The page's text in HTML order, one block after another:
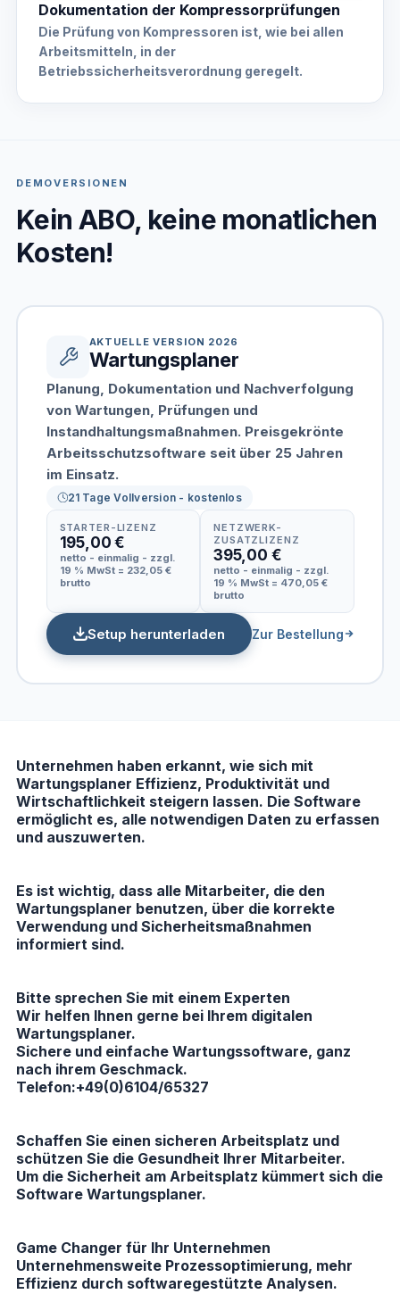
Dokumentation der Kompressorprüfungen
Die Prüfung von Kompressoren ist, wie bei allen
Arbeitsmitteln, in der
Betriebssicherheitsverordnung geregelt.
DEMOVERSIONEN
Kein ABO, keine monatlichen
Kosten!
AKTUELLE VERSION 2026
Wartungsplaner
Planung, Dokumentation und Nachverfolgung
von Wartungen, Prüfungen und
Instandhaltungsmaßnahmen. Preisgekrönte
Arbeitsschutzsoftware seit über 25 Jahren
im Einsatz.
21 Tage Vollversion - kostenlos
STARTER-LIZENZ
195,00 €
netto - einmalig - zzgl.
19 % MwSt = 232,05 €
brutto
NETZWERK-
ZUSATZLIZENZ
395,00 €
netto - einmalig - zzgl.
19 % MwSt = 470,05 €
brutto
Setup herunterladen Zur Bestellung
Unternehmen haben erkannt, wie sich mit
Wartungsplaner Effizienz, Produktivität und
Wirtschaftlichkeit steigern lassen. Die Software
ermöglicht es, alle notwendigen Daten zu erfassen
und auszuwerten.
Es ist wichtig, dass alle Mitarbeiter, die den
Wartungsplaner benutzen, über die korrekte
Verwendung und Sicherheitsmaßnahmen
informiert sind.
Bitte sprechen Sie mit einem Experten
Wir helfen Ihnen gerne bei Ihrem digitalen
Wartungsplaner.
Sichere und einfache Wartungssoftware, ganz
nach ihrem Geschmack.
Telefon:+49(0)6104/65327
Schaffen Sie einen sicheren Arbeitsplatz und
schützen Sie die Gesundheit Ihrer Mitarbeiter.
Um die Sicherheit am Arbeitsplatz kümmert sich die
Software Wartungsplaner.
Game Changer für Ihr Unternehmen
Unternehmensweite Prozessoptimierung, mehr
Effizienz durch softwaregestützte Analysen.